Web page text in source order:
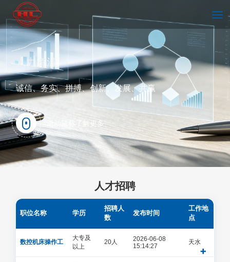
首页
走进海林
技术中心
人力资源
诚信、务实、拼搏、创新、发展、共赢
滑动鼠标了解更多
人才招聘
职位名称 学历
招聘人
数
发布时间
工作地
点
数控机床操作工
大专及
以上
20人
2026-06-08
15:14:27
天水